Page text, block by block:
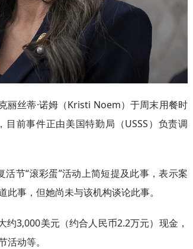
丽丝蒂·诺姆（Kristi Noem）于周末用餐时
前事件正由美国特勤局（USSS）负责调
节“滚彩蛋”活动上简短提及此事，表示案
事，但她尚未与该机构谈论此事。
3,000美元（约合人民币2.2万元）现金，
动等。